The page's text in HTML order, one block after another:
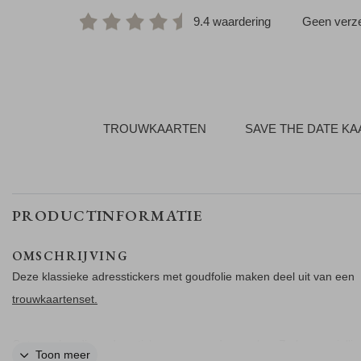
9.4 waardering Geen
TROUWKAARTEN SAVE THE DATE
PRODUCTINFORMATIE
OMSCHRIJVING
Deze klassieke adresstickers met goudfolie maken deel uit van een
trouwkaartenset.
Toon meer